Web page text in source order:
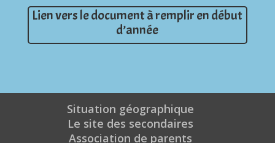
Lien vers le document à remplir en début
d’année
Situation géographique
Le site des secondaires
Association de parents